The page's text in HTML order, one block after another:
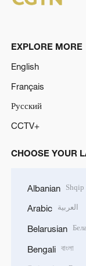
EXPLORE MORE
English
Français
Русский
CCTV+
CHOOSE YOUR
Albanian Shqip
Arabic العربية
Belarusian
Bengali বাংলা